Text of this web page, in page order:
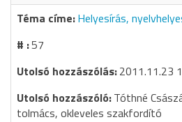
Helyesírás,
57
2011.11.23
Tóthné
tolmács, okleveles szakfordító